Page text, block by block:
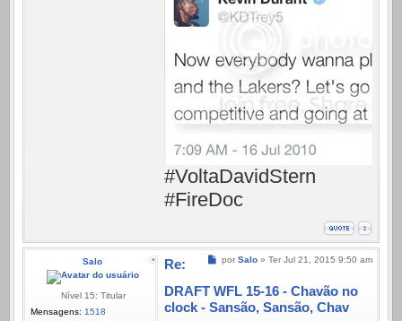
#VoltaDavidStern
#FireDoc
Salo
Nível 15: Titular
Mensagens: 1518
Mensagem
por Salo » Ter Jul 21, 2015 9:50 am
Re:
DRAFT WFL 15-16 - Chavão no
clock - Sansão, Sansão, Chav